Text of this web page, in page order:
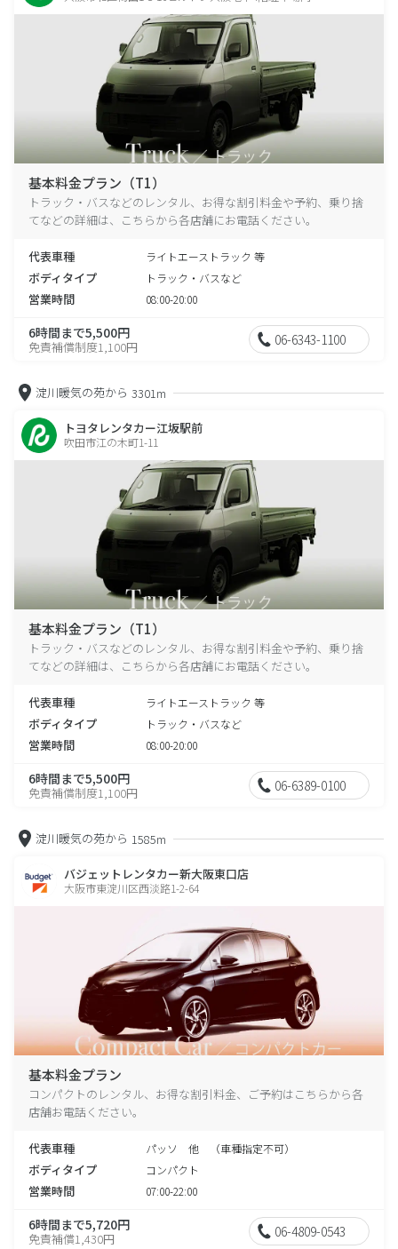
基本料金プラン（T1）
トラック・バスなどのレンタル、お得な割引料金や予約、乗り捨
てなどの詳細は、こちらから各店舗にお電話ください。
代表車種 ライトエーストラック 等
ボディタイプ トラック・バスなど
営業時間 08:00-20:00
6時間まで5,500円
免責補償制度1,100円 06-6343-1100
淀川暖気の苑から 3301m
トヨタレンタカー江坂駅前
吹田市江の木町1-11
基本料金プラン（T1）
トラック・バスなどのレンタル、お得な割引料金や予約、乗り捨
てなどの詳細は、こちらから各店舗にお電話ください。
代表車種 ライトエーストラック 等
ボディタイプ トラック・バスなど
営業時間 08:00-20:00
6時間まで5,500円
免責補償制度1,100円 06-6389-0100
淀川暖気の苑から 1585m
バジェットレンタカー新大阪東口店
大阪市東淀川区西淡路1-2-64
基本料金プラン
コンパクトのレンタル、お得な割引料金、ご予約はこちらから各
店舗お電話ください。
代表車種 パッソ 他 （車種指定不可）
ボディタイプ コンパクト
営業時間 07:00-22:00
6時間まで5,720円
免責補償1,430円 06-4809-0543